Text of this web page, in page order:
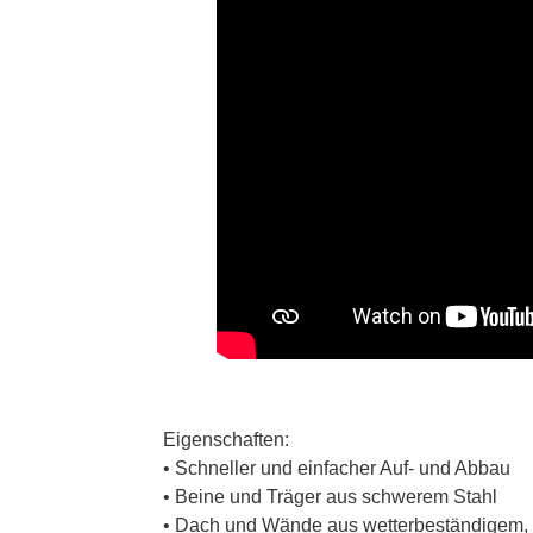
Eigenschaften:
• Schneller und einfacher Auf- und Abbau
• Beine und Träger aus schwerem Stahl
• Dach und Wände aus